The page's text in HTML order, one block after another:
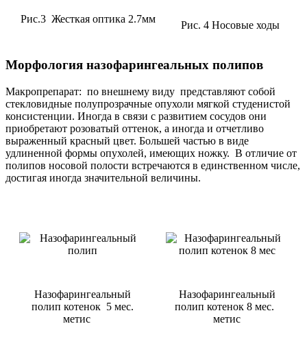
Рис.3 Жесткая оптика 2.7мм
Рис. 4 Носовые ходы
Морфология назофарингеальных полипов
Макропрепарат: по внешнему виду представляют собой
стекловидные полупрозрачные опухоли мягкой студенистой
консистенции. Иногда в связи с развитием сосудов они
приобретают розоватый оттенок, а иногда и отчетливо
выраженный красный цвет. Большей частью в виде
удлиненной формы опухолей, имеющих ножку. В отличие от
полипов носовой полости встречаются в единственном числе,
достигая иногда значительной величины.
Назофарингеальный
полип котенок 5 мес.
метис
Назофарингеальный
полип котенок 8 мес.
метис